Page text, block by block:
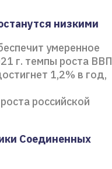
низкими
умеренное
г. темпы роста ВВП
1,2% в год,
российской
Соединенных